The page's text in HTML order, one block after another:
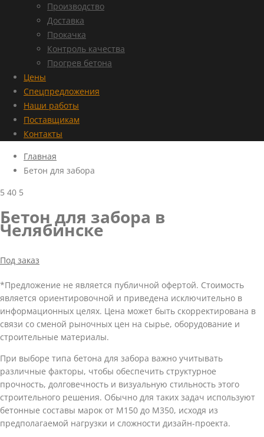
Производство
Доставка
Прокачка
Контроль качества
Прогрев бетона
Цены
Спецпредложения
Наши работы
Поставщикам
Контакты
Главная
Бетон для забора
5 40 5
Бетон для забора в
Челябинске
Под заказ
*Предложение не является публичной офертой. Стоимость
является ориентировочной и приведена исключительно в
информационных целях. Цена может быть скорректирована в
связи со сменой рыночных цен на сырье, оборудование и
строительные материалы.
При выборе типа бетона для забора важно учитывать
различные факторы, чтобы обеспечить структурное
прочность, долговечность и визуальную стильность этого
строительного решения. Обычно для таких задач используют
бетонные составы марок от М150 до М350, исходя из
предполагаемой нагрузки и сложности дизайн-проекта.